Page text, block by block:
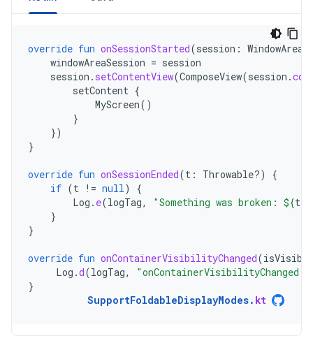
override fun onSessionStarted(session :
windowAreaSession = session
session . setContentView(ComposeView(session .
setContent {
MyScreen()
}
})
}
override fun onSessionEnded(t : Throwable?)
{
if (t != null)
{
Log . e(logTag, "Something was broken: ${t
}
}
override fun onContainerVisibilityChanged(isVisible
Log .d(logTag,
}
SupportFoldableDisplayModes. kt